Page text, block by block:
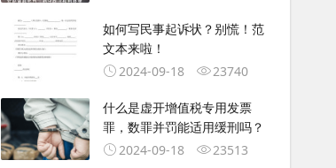
如何写民事起诉状？别慌！范
文本来啦！
2024-09-18
23740
什么是虚开增值税专用发票
罪，数罪并罚能适用缓刑吗？
2024-09-18
23513